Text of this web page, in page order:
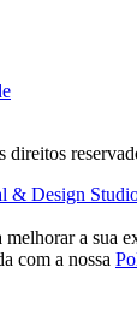
& Design
a sua
com a nossa